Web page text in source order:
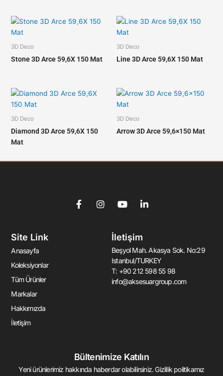
3D Deco
Stone 3D Arce 59,6X 150 Mat
3D Deco
Line 3D Arce 59,6X 150 Mat
3D Deco
Diamond 3D Arce 59,6X 150
Mat
3D Deco
Arrow 3D Arce 59,6×150 Mat
F
a
I
Y
u
b
e
L
d
i
n
-
i
Site Link
Anasayfa
Koleksiyonlar
Tüm Ürünler
Markalar
Hakkımızda
İletişim
İletişim
Beşyol Mah. Akasya Sok. No:29
Istanbul/TURKEY
T: +90 212 598 55 98
info@aksesuargroup.com
Bültenimize Katılın
Yeni ürünlerimiz hakkında haberdar olabilirsiniz. Gizlilik politikamız